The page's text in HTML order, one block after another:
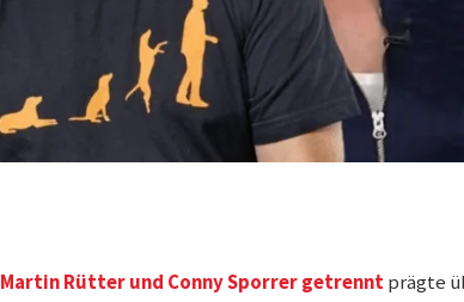
Martin Rütter und Conny Sporrer getrenntprägte